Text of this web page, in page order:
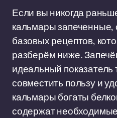
Если вы никогда
кальмары запеченные,
базовых рецептов,
разберём ниже.
идеальный показатель
совместить пользу и
кальмары богаты
содержат